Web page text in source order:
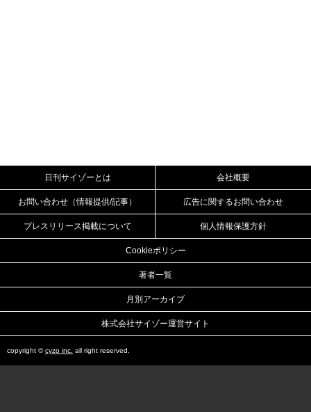
日刊サイゾーとは 会社概要
お問い合わせ（情報提供/記事） 広告に関するお問い合わせ
プレスリリース掲載について 個人情報保護方針
Cookieポリシー
著者一覧
月別アーカイブ
株式会社サイゾー運営サイト
copyright ©cyzo inc. all right reserved.